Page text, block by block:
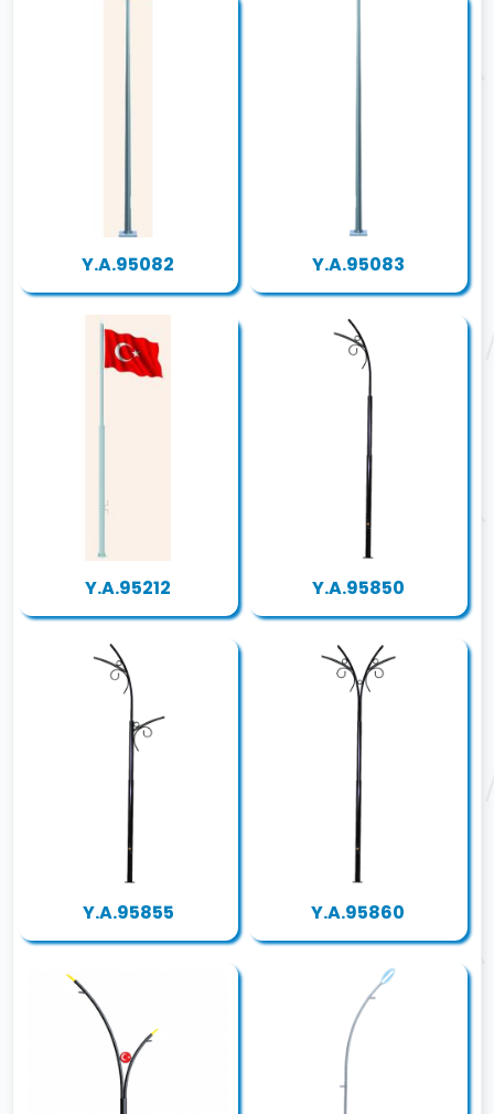
Y.A.95082 Y.A.95083
Y.A.95212 Y.A.95850
Y.A.95855 Y.A.95860